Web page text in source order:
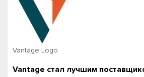
Vantage Logo
Vantage стал лучшим